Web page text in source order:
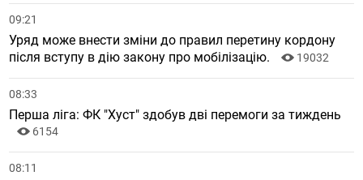
09:21
Уряд може внести зміни до правил перетину кордону
після вступу в дію закону про мобілізацію.
19032
08:33
Перша ліга: ФК "Хуст" здобув дві перемоги за тиждень
6154
08:11